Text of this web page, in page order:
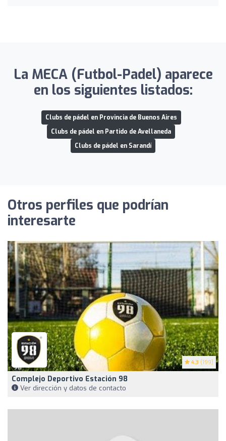
La MECA (Futbol-Padel) aparece
en los siguientes listados:
Clubs de pádel en Provincia de Buenos Aires
Clubs de pádel en Partido de Avellaneda
Clubs de pádel en Sarandí
Otros perfiles que podrían
interesarte
4.3 (199)
Complejo Deportivo Estación 98
Ver dirección y datos de contacto